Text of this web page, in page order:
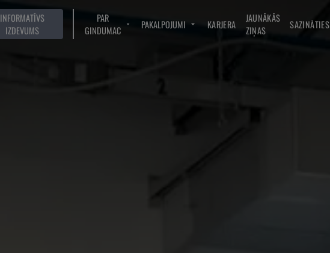
INFORMATĪVS
IZDEVUMS
PAR
GINDUMAC
PAKALPOJUMI KARJERA
JAUNĀKĀS
ZIŅAS
SAZINĀTIES